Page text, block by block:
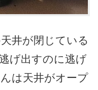
井が閉じている
げ出すのに逃げ
は天井がオープ